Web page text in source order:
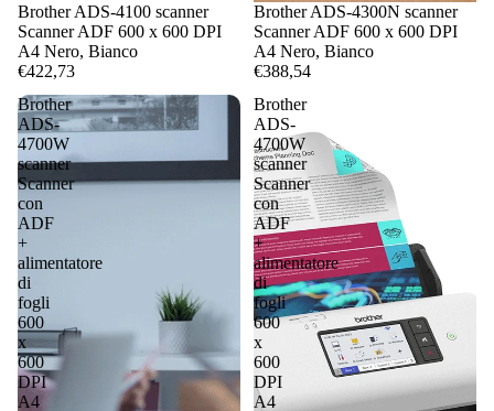
Brother ADS-4100 scanner
Scanner ADF 600 x 600 DPI
A4 Nero, Bianco
€422,73
Brother ADS-4300N scanner
Scanner ADF 600 x 600 DPI
A4 Nero, Bianco
€388,54
Brother
ADS-
4700W
scanner
Scanner
con
ADF
+
alimentatore
di
fogli
600
x
600
DPI
A4
Brother
ADS-
4700W
scanner
Scanner
con
ADF
+
alimentatore
di
fogli
600
x
600
DPI
A4